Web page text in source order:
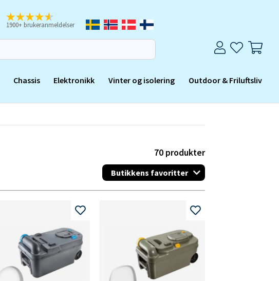
1900+ brukeranmeldelser
Chassis Elektronikk Vinter og isolering
Outdoor & Friluftsliv
70 produkter
Butikkens favoritter